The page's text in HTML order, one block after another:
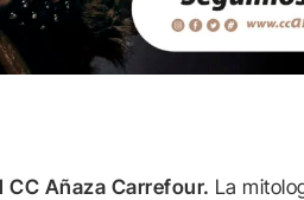
CC Añaza Carrefour. La